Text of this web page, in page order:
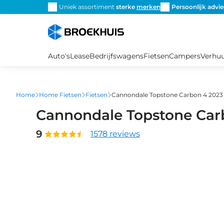
Uniek assortiment sterke merken Persoonlijk
Auto'sLeaseBedrijfswagensFietsenCampers
Home Home Fietsen Fietsen Cannondale Topstone Carbon 4 2023
Cannondale Topstone
9 1578 reviews